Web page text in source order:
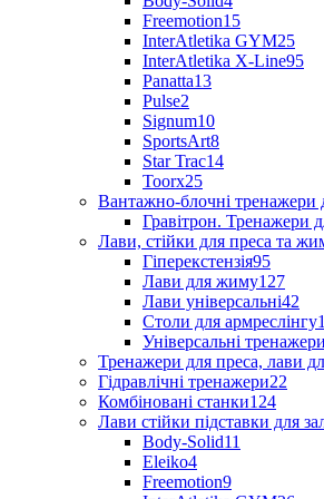
Freemotion15
InterAtletika GYM25
InterAtletika X-Line95
Panatta13
Pulse2
Signum10
SportsArt8
Star Trac14
Toorx25
Вантажно-блочні тренажери
Гравітрон. Тренажери
Лави, стійки для преса та
Гіперекстензія95
Лави для жиму127
Лави універсальні42
Столи для армреслінгу
Універсальні тренажери
Тренажери для преса, лави
Гідравлічні тренажери22
Комбіновані станки124
Лави стійки підставки для
Body-Solid11
Eleiko4
Freemotion9